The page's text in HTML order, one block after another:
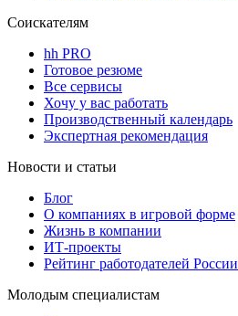
Соискателям
hh PRO
Готовое резюме
Все сервисы
Хочу у вас работать
Производственный календарь
Экспертная рекомендация
Новости и статьи
Блог
О компаниях в игровой форме
Жизнь в компании
ИТ-проекты
Рейтинг работодателей России
Молодым специалистам